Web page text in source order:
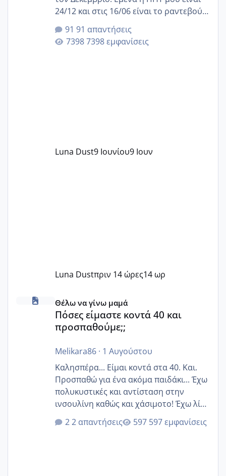
24/12 και στις 16/06 είναι το ραντεβού
της αυχενικής διαφάνειας. Έχω αρκετό
άγχος και οι μέρες δεν φαίνεται να
περνάνε με τίποτα.
91 απαντήσεις
7398 εμφανίσεις
Luna Dust9 Ιουνίου9 Ιουν
Luna Dustπριν 14 ώρες14 ωρ
Πόσες είμαστε κοντά 40 και προσπαθούμε;;
Θέλω να γίνω μαμά
Πόσες είμαστε κοντά 40 και
προσπαθούμε;;
Melikara86· 1 Αυγούστου
Καλησπέρα... Είμαι κοντά στα 40. Και.
Προσπαθώ για ένα ακόμα παιδάκι... Έχω
πολυκυστικές και αντίσταση στην
ινσουλίνη καθώς και χάσιμοτο! Έχω λίγα
κιλά παραπάνω και όσο κ αν προσπαθώ
δεν χάνω εύκολα! Προσπαθώ για ακόμη
2 απαντήσεις 597 εμφανίσεις